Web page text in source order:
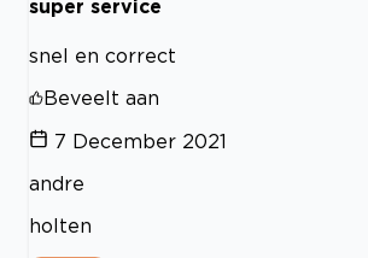
super service
snel en correct
Beveelt aan
7 December 2021
andre
holten